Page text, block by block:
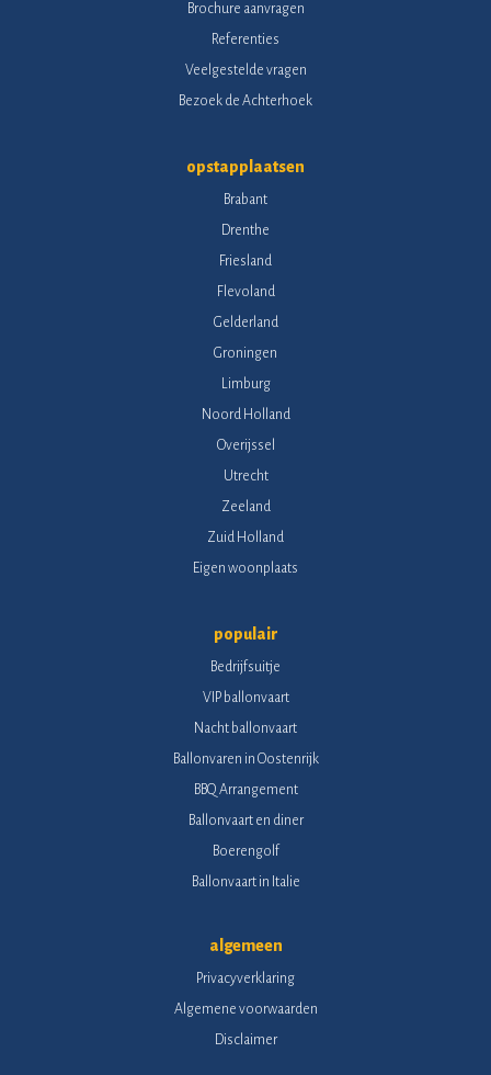
Brochure aanvragen
Referenties
Veelgestelde vragen
Bezoek de Achterhoek
opstapplaatsen
Brabant
Drenthe
Friesland
Flevoland
Gelderland
Groningen
Limburg
Noord Holland
Overijssel
Utrecht
Zeeland
Zuid Holland
Eigen woonplaats
populair
Bedrijfsuitje
VIP ballonvaart
Nacht ballonvaart
Ballonvaren in Oostenrijk
BBQ Arrangement
Ballonvaart en diner
Boerengolf
Ballonvaart in Italie
algemeen
Privacyverklaring
Algemene voorwaarden
Disclaimer